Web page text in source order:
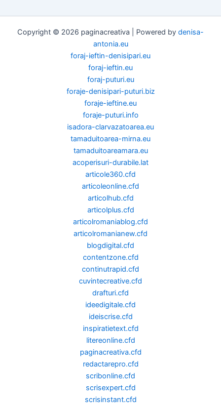
Copyright © 2026 paginacreativa | Powered by denisa-
antonia.eu
foraj-ieftin-denisipari.eu
foraj-ieftin.eu
foraj-puturi.eu
foraje-denisipari-puturi.biz
foraje-ieftine.eu
foraje-puturi.info
isadora-clarvazatoarea.eu
tamaduitoarea-mirna.eu
tamaduitoareamara.eu
acoperisuri-durabile.lat
articole360.cfd
articoleonline.cfd
articolhub.cfd
articolplus.cfd
articolromaniablog.cfd
articolromanianew.cfd
blogdigital.cfd
contentzone.cfd
continutrapid.cfd
cuvintecreative.cfd
drafturi.cfd
ideedigitale.cfd
ideiscrise.cfd
inspiratietext.cfd
litereonline.cfd
paginacreativa.cfd
redactarepro.cfd
scribonline.cfd
scrisexpert.cfd
scrisinstant.cfd